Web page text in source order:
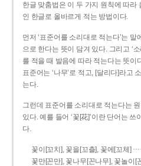
한글 맞춤법은 이 두 가지 원칙에 따라
인 한글로 올바르게 적는 방법이다.
먼저 ‘표준어를 소리대로 적는다’는
으로 한다는 뜻이 담겨 있다. 그리고 ‘
를 적을 때 발음에 따라 적는다는 뜻이
표준어는 ‘나무’로 적고, [달리다]라고
는다.
그런데 표준어를 소리대로 적는다는
있다. 예를 들어 ‘꽃[花]’이란 단어는
다.
꽃이[꼬치], 꽃을[꼬츨], 꽃에[꼬체]
꽃만[꼰만], 꽃나무[꼰나무], 꽃놀이[